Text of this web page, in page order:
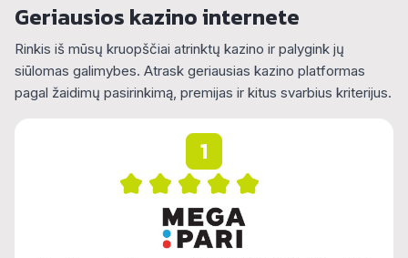
Geriausios kazino internete
Rinkis iš mūsų kruopščiai atrinktų kazino ir palygink jų
siūlomas galimybes. Atrask geriausias kazino platformas
pagal žaidimų pasirinkimą, premijas ir kitus svarbius kriterijus.
1